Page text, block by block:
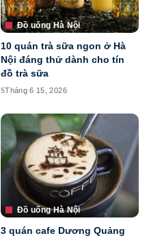
Đồ uống Hà Nội
10 quán trà sữa ngon ở Hà
Nội đáng thử dành cho tín
đồ trà sữa
Tháng 6 15, 2026
Đồ uống Hà Nội
3 quán cafe Dương Quảng